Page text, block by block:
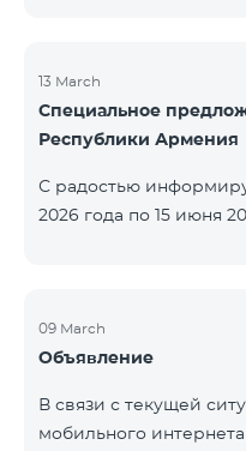
решением вещателя.
получения
обращаться в
13 March
Специальное
Республики Армения
С радостью
2026 года по 15 июня
Региональный будут
подключении на 12
пакет COMBO 4 9900
скидкой 25% сроком
09 March
Объявление
В связи с текущей
мобильного